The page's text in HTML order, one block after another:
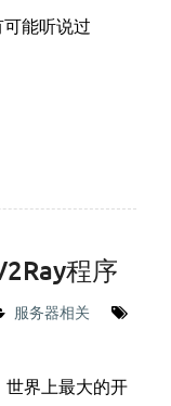
能听说过
程序
服务器相关
世界上最大的开